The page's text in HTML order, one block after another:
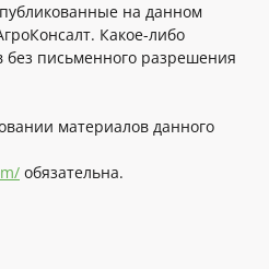
на данном
Какое-либо
без письменного разрешения
материалов данного
обязательна.